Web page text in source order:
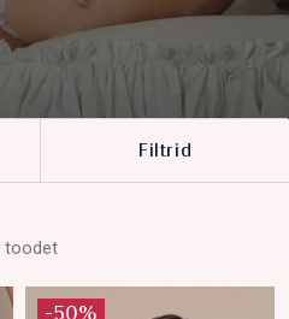
Filtrid
toodet
-50%